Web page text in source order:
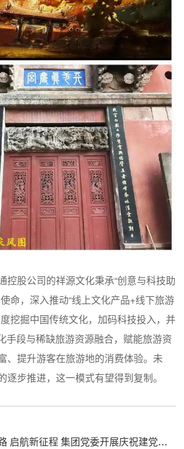
控股公司的祥源文化秉承“创意与科技助
命，深入推动“线上文化产品+线下旅游
挖掘中国传统文化，加码科技投入，并
手段与稀缺旅游资源融合，赋能旅游资
、提升游客在旅游地的消费体验。未
逐步推进，这一模式有望得到复制。
新征程 集团党委开展庆祝建党百年主题教育活动